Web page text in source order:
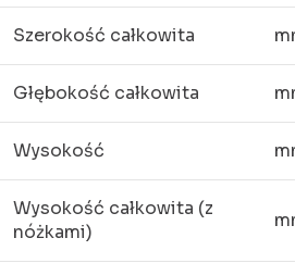
Szerokość całkowita
Głębokość całkowita
Wysokość
Wysokość całkowita (z
nóżkami)